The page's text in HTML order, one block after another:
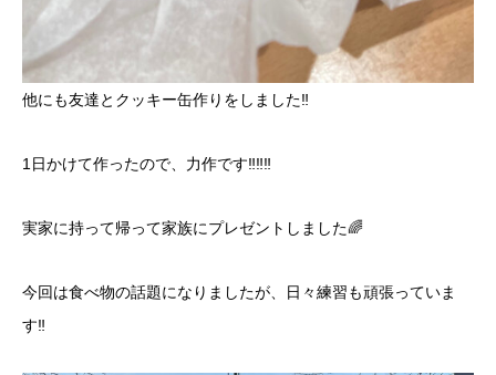
他にも友達とクッキー缶作りをしました‼️
1日かけて作ったので、力作です‼️‼️‼️
実家に持って帰って家族にプレゼントしました🌈
今回は食べ物の話題になりましたが、日々練習も頑張っていま
す‼️